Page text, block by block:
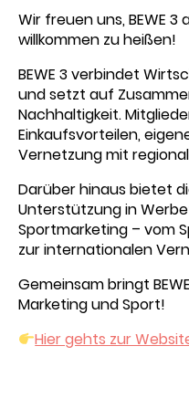
Wir freuen uns, BEWE
willkommen zu heißen!
BEWE 3 verbindet
und setzt auf
Nachhaltigkeit.
Einkaufsvorteilen,
Vernetzung mit
Darüber hinaus bietet
Unterstützung in
Sportmarketing – vom
zur internationalen
Gemeinsam bringt
Marketing und Sport!
Hier gehts zur